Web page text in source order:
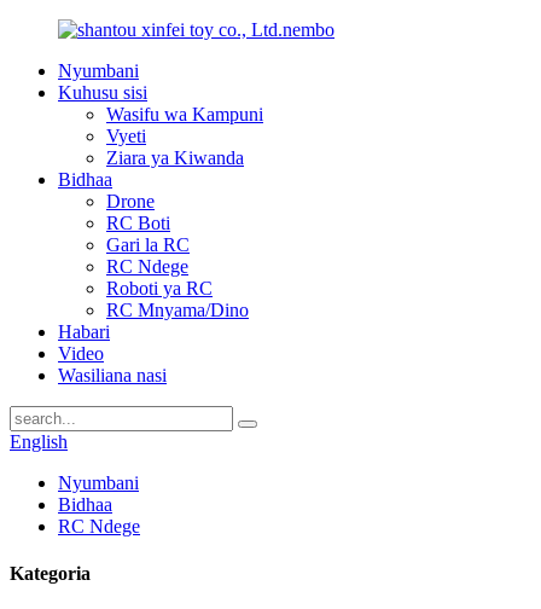
Nyumbani
Kuhusu sisi
Wasifu wa Kampuni
Vyeti
Ziara ya Kiwanda
Bidhaa
Drone
RC Boti
Gari la RC
RC Ndege
Roboti ya RC
RC Mnyama/Dino
Habari
Video
Wasiliana nasi
English
Nyumbani
Bidhaa
RC Ndege
Kategoria